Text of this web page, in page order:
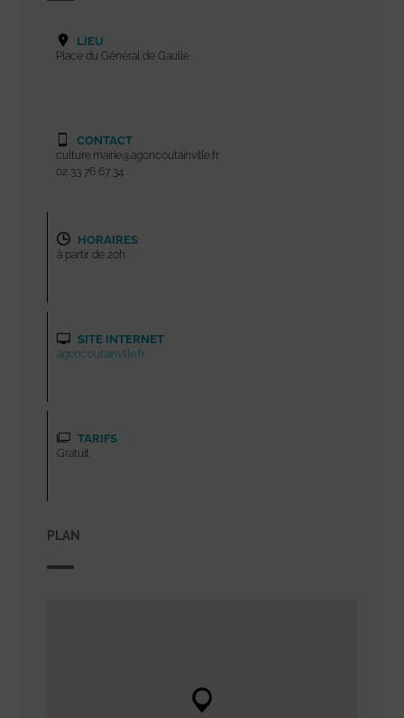
LIEU
Place du Général de Gaulle
CONTACT
culture.mairie@agoncoutainville.fr
02 33 76 67 34
HORAIRES
à partir de 20h
SITE INTERNET
agoncoutainville.fr
TARIFS
Gratuit
PLAN